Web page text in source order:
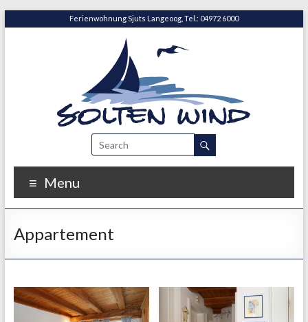
Ferienwohnung Sjuts Langeoog, Tel.: 04972 6000
Menu
Ap­par­te­ment